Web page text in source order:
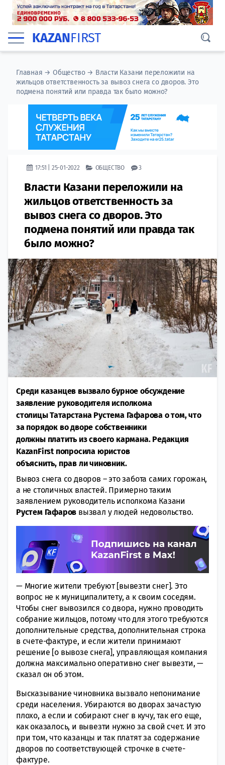
KAZANFIRST
Главная →Общество→ Власти Казани переложили на
жильцов ответственность за вывоз снега со дворов. Это
подмена понятий или правда так было можно?
17:51 | 25-01-2022 ОБЩЕСТВО 3
Власти Казани переложили на
жильцов ответственность за
вывоз снега со дворов. Это
подмена понятий или правда так
было можно?
Среди казанцев вызвало бурное обсуждение
заявление руководителя исполкома
столицы Татарстана Рустема Гафарова о том, что
за порядок во дворе собственники
должны платить из своего кармана. Редакция
KazanFirst попросила юристов
объяснить, прав ли чиновник.
Вывоз снега со дворов – это забота самих горожан,
а не столичных властей. Примерно таким
заявлением руководитель исполкома Казани
Рустем Гафаров вызвал у людей недовольство.
— Многие жители требуют [вывезти снег]. Это
вопрос не к муниципалитету, а к своим соседям.
Чтобы снег вывозился со двора, нужно проводить
собрание жильцов, потому что для этого требуются
дополнительные средства, дополнительная строка
в счете-фактуре, и если жители принимают
решение [о вывозе снега], управляющая компания
должна максимально оперативно снег вывезти, —
сказал он об этом.
Высказывание чиновника вызвало непонимание
среди населения. Убираются во дворах зачастую
плохо, а если и собирают снег в кучу, так его еще,
как оказалось, и вывезти нужно за свой счет. И это
при том, что казанцы и так платят за содержание
дворов по соответствующей строчке в счете-
фактуре.